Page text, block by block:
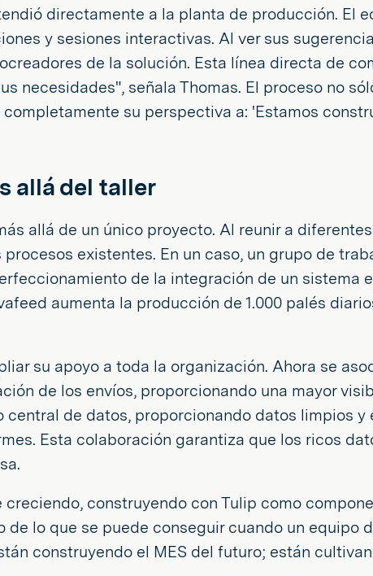
directamente a la planta de producción. El
y sesiones interactivas. Al ver sus
de la solución. Esta línea directa de
necesidades", señala Thomas. El proceso no
su perspectiva a: 'Estamos
allá del taller
allá de un único proyecto. Al reunir a
existentes. En un caso, un grupo de
de la integración de un sistema
aumenta la producción de 1.000 palés
su apoyo a toda la organización. Ahora se
de los envíos, proporcionando una mayor
de datos, proporcionando datos limpios
Esta colaboración garantiza que los ricos
construyendo con Tulip como
lo que se puede conseguir cuando un equipo
construyendo el MES del futuro; están